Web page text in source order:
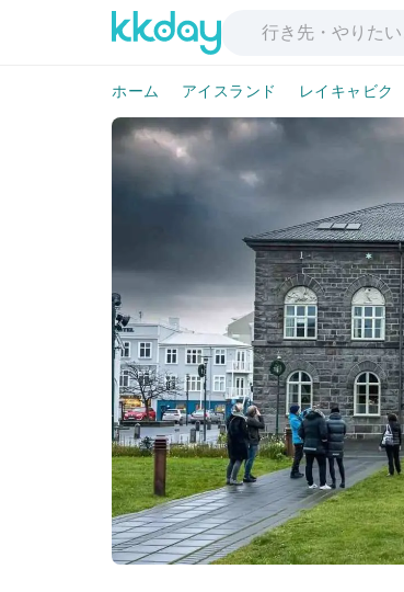
ホーム アイスランド レイキャビク